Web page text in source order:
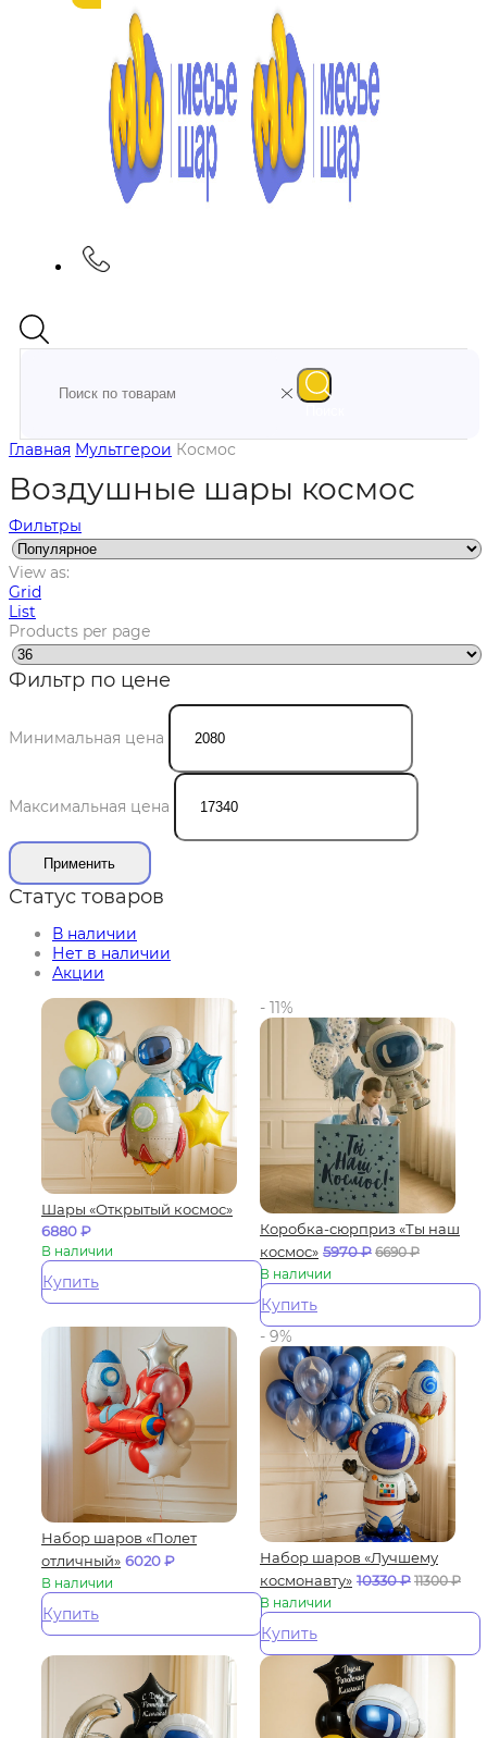
Главная Мультгерои Космос
Воздушные шары космос
Фильтры
View as:
Grid
List
Products per page
Фильтр по цене
Минимальная цена
Максимальная цена
Применить
Статус товаров
В наличии
Нет в наличии
Акции
Шары «Открытый космос»
6880₽
В наличии
Купить
- 11%
Коробка-сюрприз «Ты наш
космос» 5970₽ 6690₽
В наличии
Купить
Набор шаров «Полет
отличный» 6020₽
В наличии
Купить
- 9%
Набор шаров «Лучшему
космонавту» 10330₽ 11300₽
В наличии
Купить